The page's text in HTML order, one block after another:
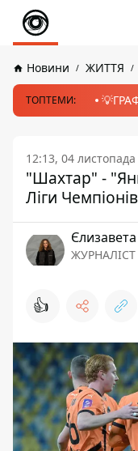
Новини ЖИТТЯ
ТОПТЕМИ:
12:13, 04
"Шахтар" -
Ліги Чемпіонів
ЖУРНАЛІСТ
👍